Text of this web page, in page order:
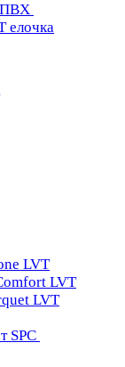
ПВХ
елочка
LVT
LVT
LVT
SPC